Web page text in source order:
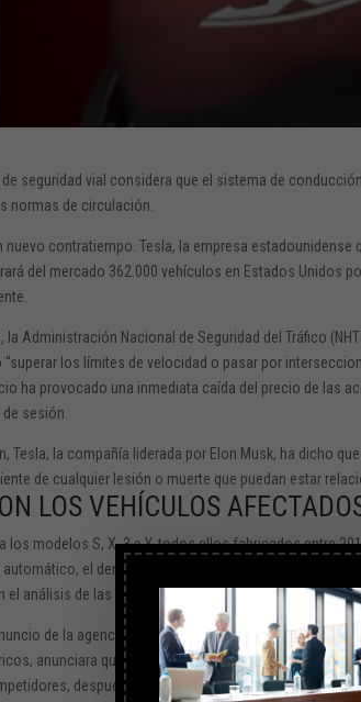
de seguridad vial considera que el sistema de
normas de circulación.
nuevo contratiempo. Tesla, la empresa
del mercado 362.000 vehículos en Estados Unidos
la Administración Nacional de Seguridad del Tráfico
“superar los límites de velocidad o pasar por
ha provocado una inmediata caída del precio de las
de sesión.
Tesla, la compañía liderada por Elon Musk, ha dicho
de cualquier lesión o muerte que puedan estar
LOS VEHÍCULOS
los modelos S, X, 3 e Y, todos ellos fabricados entre
el denominado FSD Beta. La orden de la
el análisis de las autoridades reguladoras.
de la agencia federal se produce solo horas
anunciara que Tesla abrirá parte de su red de
después de que el mandatario